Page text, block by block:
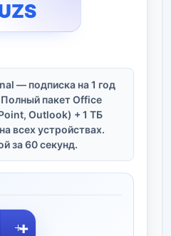
— подписка на 1 год
Полный пакет Office
Outlook) + 1 ТБ
всех устройствах.
за 60 секунд.
+